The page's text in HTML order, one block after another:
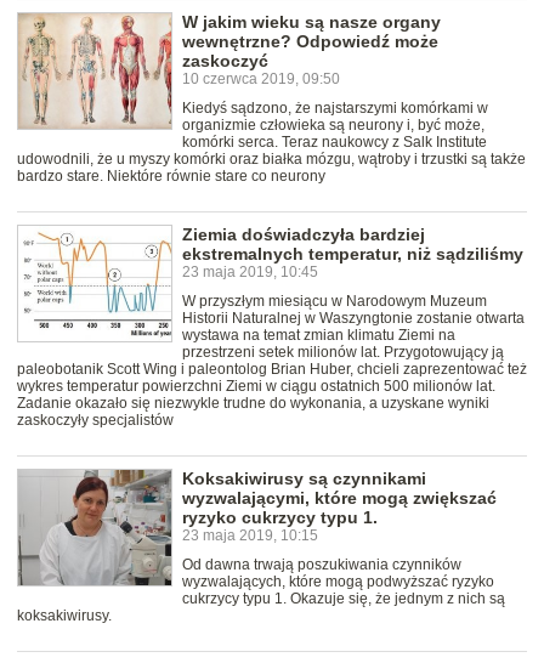
W jakim wieku są nasze organy
wewnętrzne? Odpowiedź może
zaskoczyć
10 czerwca 2019, 09:50
Kiedyś sądzono, że najstarszymi komórkami w
organizmie człowieka są neurony i, być może,
komórki serca. Teraz naukowcy z Salk Institute
udowodnili, że u myszy komórki oraz białka mózgu, wątroby i trzustki są także
bardzo stare. Niektóre równie stare co neurony
Ziemia doświadczyła bardziej
ekstremalnych temperatur, niż sądziliśmy
23 maja 2019, 10:45
W przyszłym miesiącu w Narodowym Muzeum
Historii Naturalnej w Waszyngtonie zostanie otwarta
wystawa na temat zmian klimatu Ziemi na
przestrzeni setek milionów lat. Przygotowujący ją
paleobotanik Scott Wing i paleontolog Brian Huber, chcieli zaprezentować też
wykres temperatur powierzchni Ziemi w ciągu ostatnich 500 milionów lat.
Zadanie okazało się niezwykle trudne do wykonania, a uzyskane wyniki
zaskoczyły specjalistów
Koksakiwirusy są czynnikami
wyzwalającymi, które mogą zwiększać
ryzyko cukrzycy typu 1.
23 maja 2019, 10:15
Od dawna trwają poszukiwania czynników
wyzwalających, które mogą podwyższać ryzyko
cukrzycy typu 1. Okazuje się, że jednym z nich są
koksakiwirusy.